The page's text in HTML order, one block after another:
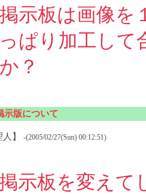
示板は画像を
ぱり加工して
？
示版について
】 -(2005/02/27(Sun) 00:12:51)
示板を変えて